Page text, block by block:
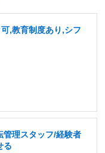
,教育制度あり,シフ
管理スタッフ/経験者
る